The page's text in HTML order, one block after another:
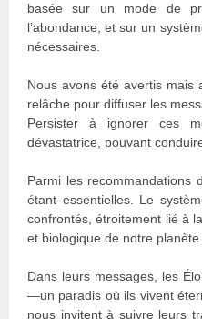
basée sur un mode de
l’abondance, et sur un
nécessaires.
Nous avons été avertis mais
relâche pour diffuser les
Persister à ignorer ces
dévastatrice, pouvant
Parmi les recommandations
étant essentielles. Le
confrontés, étroitement lié à
et biologique de notre planète.
Dans leurs messages, les
—un paradis où ils vivent
nous invitent à suivre leurs